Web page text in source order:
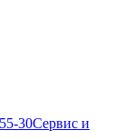
30Сервис и